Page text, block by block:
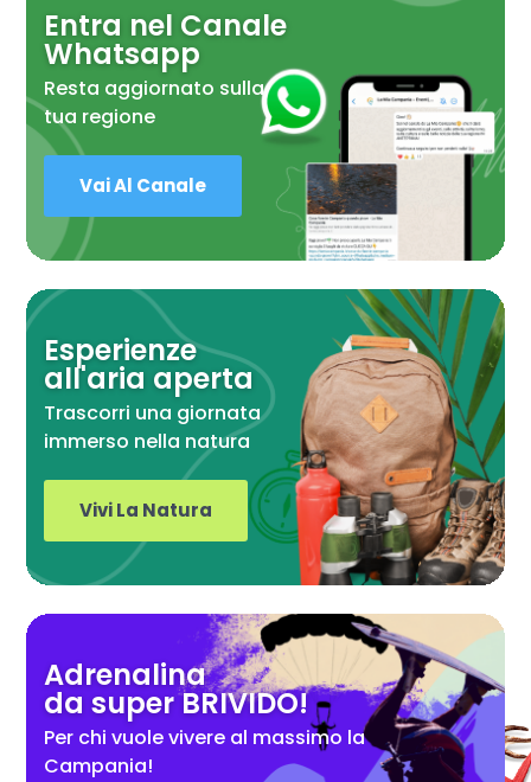
Entra nel Canale
Whatsapp
Resta aggiornato sulla
tua regione
Vai Al Canale
Esperienze
all'aria aperta
Trascorri una giornata
immerso nella natura
Vivi La Natura
Adrenalina
da super BRIVIDO!
Per chi vuole vivere al massimo la
Campania!